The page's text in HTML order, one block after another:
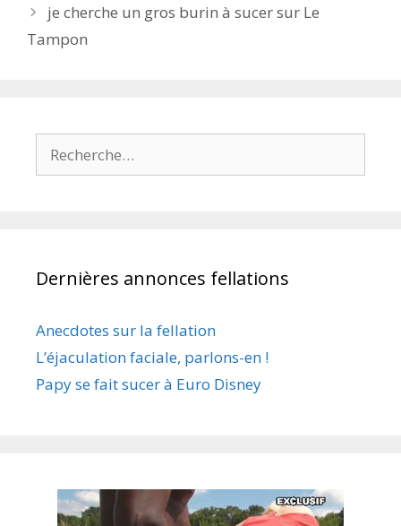
je cherche un gros burin à sucer sur Le
Tampon
Dernières annonces fellations
Anecdotes sur la fellation
L’éjaculation faciale, parlons-en !
Papy se fait sucer à Euro Disney